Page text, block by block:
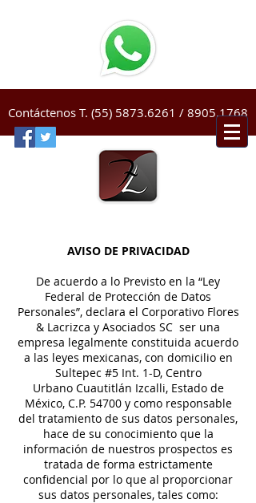
Contáctenos T. (55) 5873.6261 / 8905.1768
AVISO DE PRIVACIDAD
De acuerdo a lo Previsto en la “Ley
Federal de Protección de Datos
Personales”, declara el Corporativo Flores
& Lacrizca y Asociados SC ser una
empresa legalmente constituida acuerdo
a las leyes mexicanas, con domicilio en
Sultepec #5 Int. 1-D, Centro
Urbano Cuautitlán Izcalli, Estado de
México, C.P. 54700 y como responsable
del tratamiento de sus datos personales,
hace de su conocimiento que la
información de nuestros prospectos es
tratada de forma estrictamente
confidencial por lo que al proporcionar
sus datos personales, tales como: